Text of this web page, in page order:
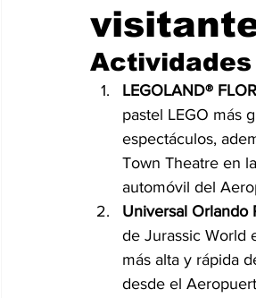
Social Media Marketing
Dispositivos Eventos e-
salud
LEGOLAND®
pastel LEGO más
espectáculos,
Town Theatre en
automóvil del
Universal Orlando
de Jurassic World
más alta y rápida
desde el